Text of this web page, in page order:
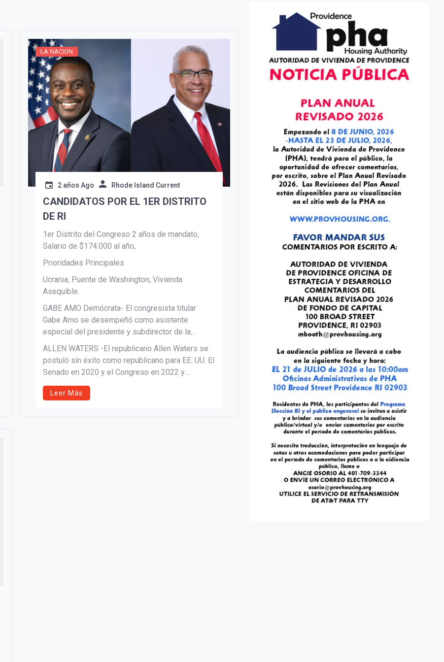
Suscribír
LA NACION
2 años Ago Rhode Island Current
CANDIDATOS POR EL 1ER DISTRITO
DE RI
1er Distrito del Congreso 2 años de mandato,
Salario de $174.000 al año,
Prioridades Principales
Ucrania, Puente de Washington, Vivienda
Asequible.
GABE AMO Demócrata- El congresista titular
Gabe Amo se desempeñó como asistente
especial del presidente y subdirector de la
Oficina de Asuntos Intergubernamentales de la
Casa Blanca, sirviendo como enlace principal con
alcaldes y funcionarios electos locales.
ALLEN WATERS -El republicano Allen Waters se
postuló sin éxito como republicano para EE. UU. El
Senado en 2020 y el Congreso en 2022 y
perdieron en las concurridas primarias
demócratas para el escaño del 1er Distrito del
Leer Más